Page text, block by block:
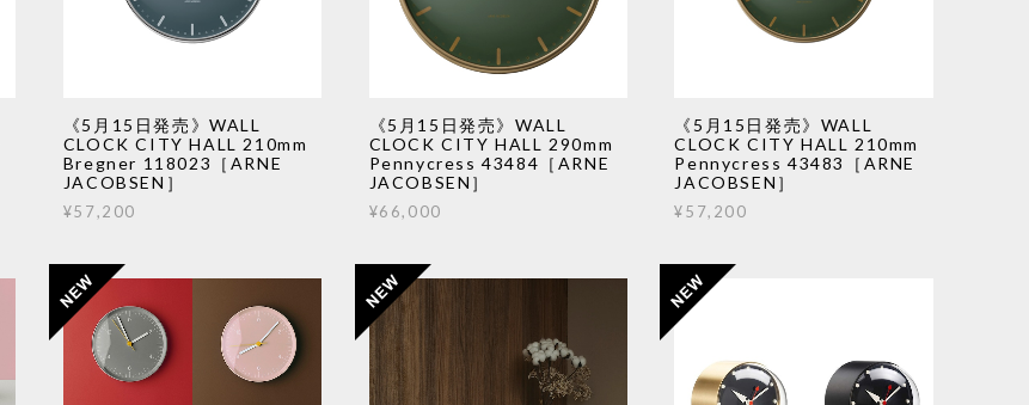
《5月15日発売》WALL
CLOCK CITY HALL 210mm
Bregner 118023［ARNE
JACOBSEN］
¥57,200
《5月15日発売》WALL
CLOCK CITY HALL 290mm
Pennycress 43484［ARNE
JACOBSEN］
¥66,000
《5月15日発売》WALL
CLOCK CITY HALL 210mm
Pennycress 43483［ARNE
JACOBSEN］
¥57,200